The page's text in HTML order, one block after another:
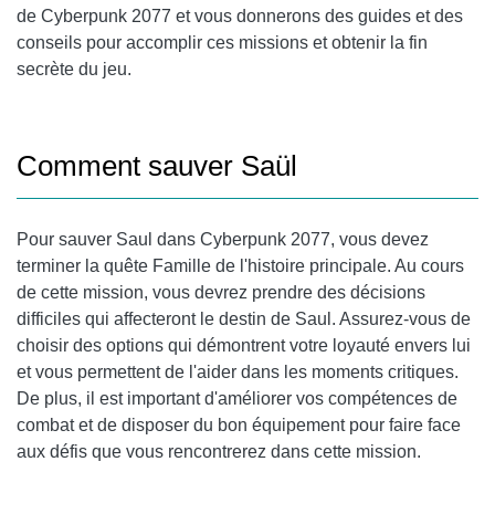
de Cyberpunk 2077 et vous donnerons des guides et des
conseils pour accomplir ces missions et obtenir la fin
secrète du jeu.
Comment sauver Saül
Pour sauver Saul dans Cyberpunk 2077, vous devez
terminer la quête Famille de l'histoire principale. Au cours
de cette mission, vous devrez prendre des décisions
difficiles qui affecteront le destin de Saul. Assurez-vous de
choisir des options qui démontrent votre loyauté envers lui
et vous permettent de l'aider dans les moments critiques.
De plus, il est important d'améliorer vos compétences de
combat et de disposer du bon équipement pour faire face
aux défis que vous rencontrerez dans cette mission.